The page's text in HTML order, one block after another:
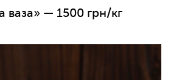
ваза» — 1500 грн/кг